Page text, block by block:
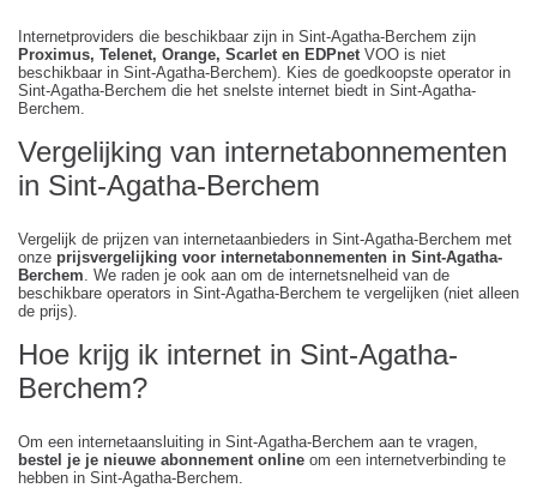
Internetproviders die beschikbaar zijn in Sint-Agatha-Berchem zijn
Proximus, Telenet, Orange, Scarlet en EDPnet VOO is niet
beschikbaar in Sint-Agatha-Berchem). Kies de goedkoopste operator in
Sint-Agatha-Berchem die het snelste internet biedt in Sint-Agatha-
Berchem.
Vergelijking van internetabonnementen
in Sint-Agatha-Berchem
Vergelijk de prijzen van internetaanbieders in Sint-Agatha-Berchem met
onze prijsvergelijking voor internetabonnementen in Sint-Agatha-
Berchem . We raden je ook aan om de internetsnelheid van de
beschikbare operators in Sint-Agatha-Berchem te vergelijken (niet alleen
de prijs).
Hoe krijg ik internet in Sint-Agatha-
Berchem?
Om een internetaansluiting in Sint-Agatha-Berchem aan te vragen,
bestel je je nieuwe abonnement online om een internetverbinding te
hebben in Sint-Agatha-Berchem.